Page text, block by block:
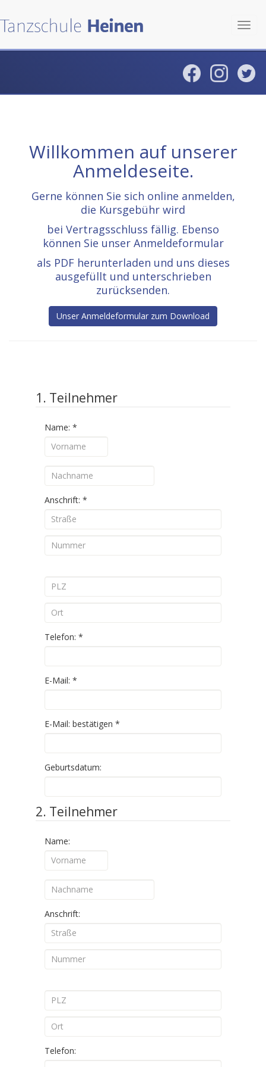
Willkommen auf unserer
Anmeldeseite.
Gerne können Sie sich online anmelden,
die Kursgebühr wird
bei Vertragsschluss fällig. Ebenso
können Sie unser Anmeldeformular
als PDF herunterladen und uns dieses
ausgefüllt und unterschrieben
zurücksenden.
Unser Anmeldeformular zum Download
1. Teilnehmer
Name: *
Anschrift: *
Telefon: *
E-Mail: *
E-Mail: bestätigen *
Geburtsdatum:
2. Teilnehmer
Name:
Anschrift:
Telefon: